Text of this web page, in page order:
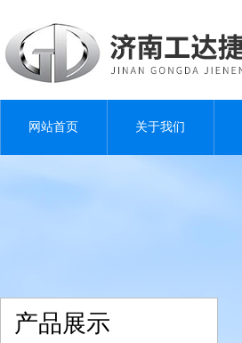
网站首页 关于我们
产品展示